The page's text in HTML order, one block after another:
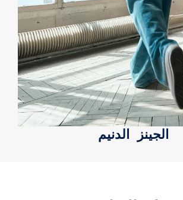
الجينز الدنيم